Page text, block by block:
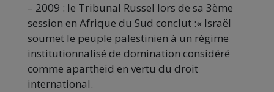
– 2009 : le Tribunal Russel lors de sa 3ème
session en Afrique du Sud conclut :« Israël
soumet le peuple palestinien à un régime
institutionnalisé de domination considéré
comme apartheid en vertu du droit
international.